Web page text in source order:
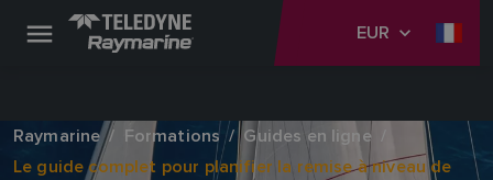
EUR
Raymarine Formations
Guides en ligne
Le guide complet pour planifier la remise à niveau de